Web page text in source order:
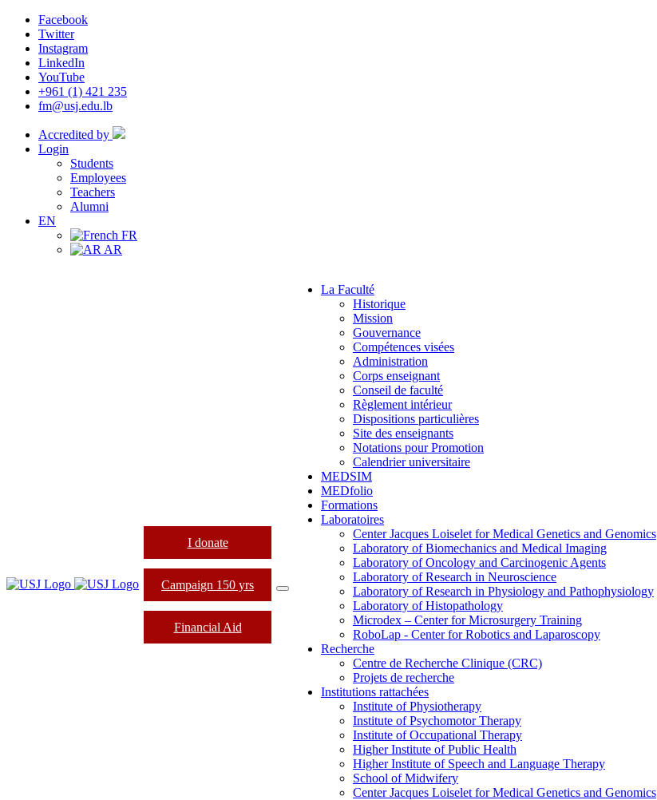
Facebook
Twitter
Instagram
LinkedIn
YouTube
+961 (1) 421 235
fm@usj.edu.lb
Accredited by
Login
Students
Employees
Teachers
Alumni
EN
FR
AR
I donate
Campaign 150 yrs
Financial Aid
La Faculté
Historique
Mission
Gouvernance
Compétences visées
Administration
Corps enseignant
Conseil de faculté
Règlement intérieur
Dispositions particulières
Site des enseignants
Notations pour Promotion
Calendrier universitaire
MEDSIM
MEDfolio
Formations
Laboratoires
Center Jacques Loiselet for Medical Genetics and Genomics
Laboratory of Biomechanics and Medical Imaging
Laboratory of Oncology and Carcinogenic Agents
Laboratory of Research in Neuroscience
Laboratory of Research in Physiology and Pathophysiology
Laboratory of Histopathology
Microdex – Center for Microsurgery Training
RoboLap - Center for Robotics and Laparoscopy
Recherche
Centre de Recherche Clinique (CRC)
Projets de recherche
Institutions rattachées
Institute of Physiotherapy
Institute of Psychomotor Therapy
Institute of Occupational Therapy
Higher Institute of Public Health
Higher Institute of Speech and Language Therapy
School of Midwifery
Center Jacques Loiselet for Medical Genetics and Genomics